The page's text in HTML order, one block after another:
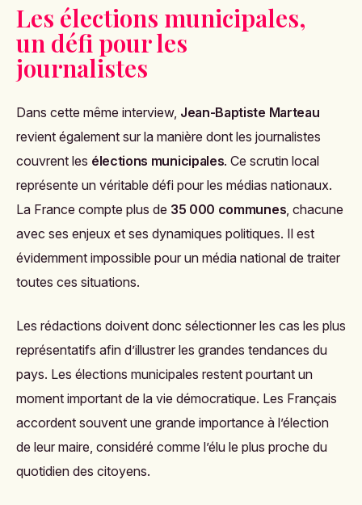
Les élections municipales,
un défi pour les
journalistes
Dans cette même interview, Jean-Baptiste Marteau
revient également sur la manière dont les journalistes
couvrent les élections municipales. Ce scrutin local
représente un véritable défi pour les médias nationaux.
La France compte plus de 35 000 communes , chacune
avec ses enjeux et ses dynamiques politiques. Il est
évidemment impossible pour un média national de traiter
toutes ces situations.
Les rédactions doivent donc sélectionner les cas les plus
représentatifs afin d’illustrer les grandes tendances du
pays. Les élections municipales restent pourtant un
moment important de la vie démocratique. Les Français
accordent souvent une grande importance à l’élection
de leur maire, considéré comme l’élu le plus proche du
quotidien des citoyens.